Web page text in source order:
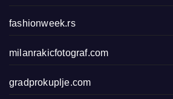
fashionweek.rs
milanrakicfotograf.com
gradprokuplje.com